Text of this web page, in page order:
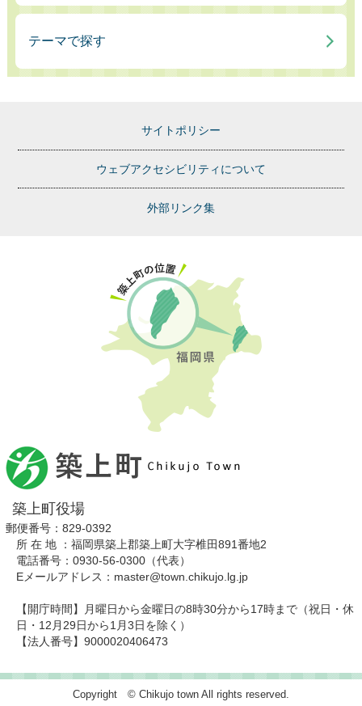
テーマで探す
サイトポリシー
ウェブアクセシビリティについて
外部リンク集
築上町役場
郵便番号：829-0392
所 在 地 ：福岡県築上郡築上町大字椎田891番地2
電話番号：0930-56-0300（代表）
Eメールアドレス：master@town.chikujo.lg.jp
【開庁時間】月曜日から金曜日の8時30分から17時まで（祝日・休
日・12月29日から1月3日を除く）
【法人番号】9000020406473
Copyright © Chikujo town All rights reserved.